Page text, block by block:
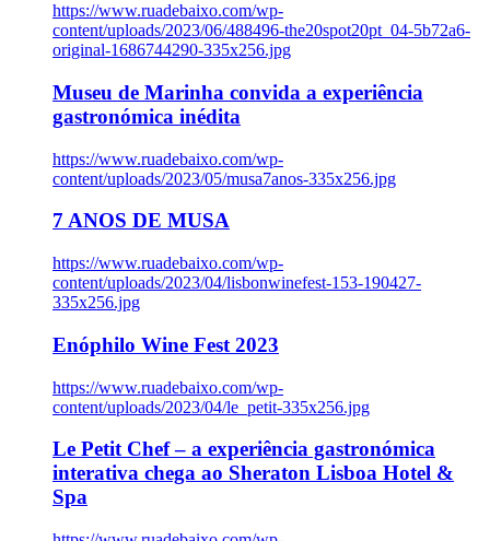
https://www.ruadebaixo.com/wp-
content/uploads/2023/06/488496-the20spot20pt_04-5b72a6-
original-1686744290-335x256.jpg
Museu de Marinha convida a experiência
gastronómica inédita
https://www.ruadebaixo.com/wp-
content/uploads/2023/05/musa7anos-335x256.jpg
7 ANOS DE MUSA
https://www.ruadebaixo.com/wp-
content/uploads/2023/04/lisbonwinefest-153-190427-
335x256.jpg
Enóphilo Wine Fest 2023
https://www.ruadebaixo.com/wp-
content/uploads/2023/04/le_petit-335x256.jpg
Le Petit Chef – a experiência gastronómica
interativa chega ao Sheraton Lisboa Hotel &
Spa